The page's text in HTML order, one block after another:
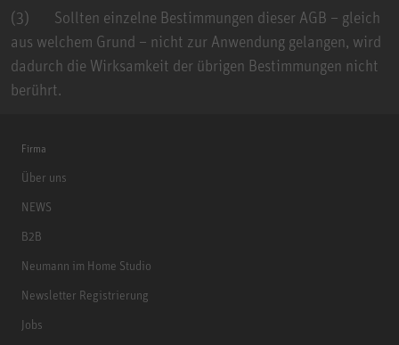
(3) Sollten einzelne Bestimmungen dieser AGB – gleich
aus welchem Grund – nicht zur Anwendung gelangen, wird
dadurch die Wirksamkeit der übrigen Bestimmungen nicht
berührt.
Firma
Über uns
NEWS
B2B
Neumann im Home Studio
Newsletter Registrierung
Jobs